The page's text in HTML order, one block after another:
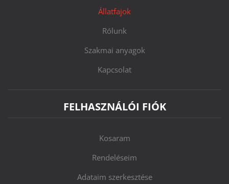
Állatfajok
Rólunk
Szakmai anyagok
Kapcsolat
FELHASZNÁLÓI FIÓK
Kosaram
Rendeléseim
Adataim szerkesztése